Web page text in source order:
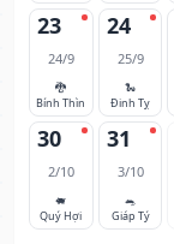
23
24/9
🐉
Bính Thìn
24
25/9
🐍
Đinh Tỵ
30
2/10
🐖
Quý Hợi
31
3/10
🐀
Giáp Tý